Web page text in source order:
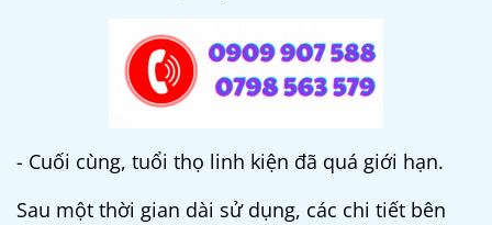
- Cuối cùng, tuổi thọ linh kiện đã quá giới hạn.
Sau một thời gian dài sử dụng, các chi tiết bên